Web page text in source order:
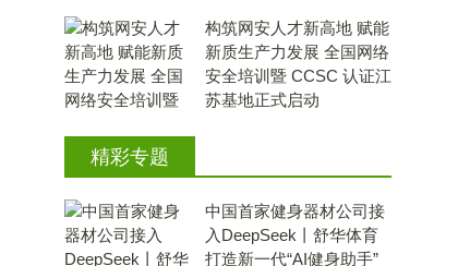
构筑网安人才新高地 赋能
新质生产力发展 全国网络
安全培训暨 CCSC 认证江
苏基地正式启动
精彩专题
中国首家健身器材公司接
入DeepSeek丨舒华体育
打造新一代“AI健身助手”